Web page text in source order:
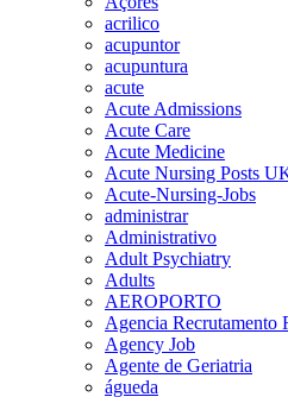
acrilico
acupuntor
acupuntura
acute
Acute Admissions
Acute Care
Acute Medicine
Acute Nursing Posts
Acute-Nursing-Jobs
administrar
Administrativo
Adult Psychiatry
Adults
AEROPORTO
Agencia Recrutamento
Agency Job
Agente de Geriatria
águeda